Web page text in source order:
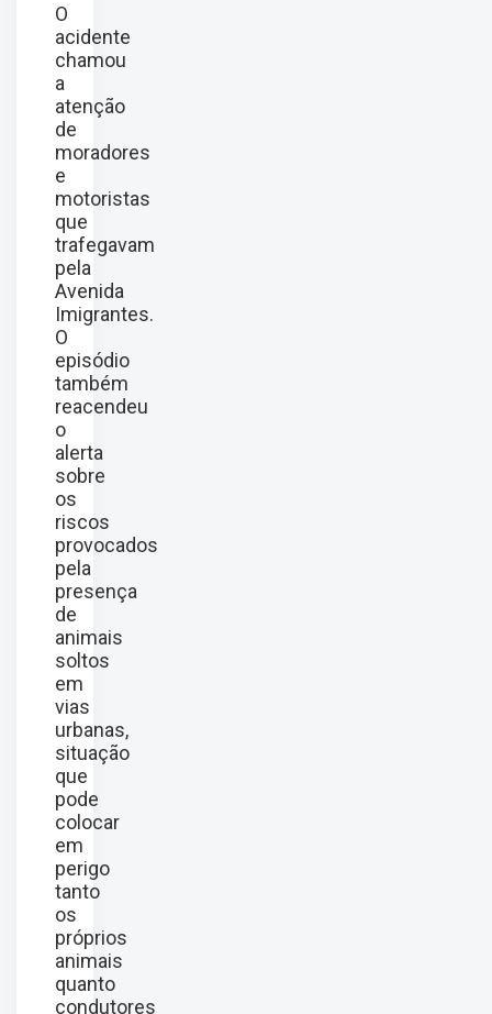
O
acidente
chamou
a
atenção
de
moradores
e
motoristas
que
trafegavam
pela
Avenida
Imigrantes.
O
episódio
também
reacendeu
o
alerta
sobre
os
riscos
provocados
pela
presença
de
animais
soltos
em
vias
urbanas,
situação
que
pode
colocar
em
perigo
tanto
os
próprios
animais
quanto
condutores